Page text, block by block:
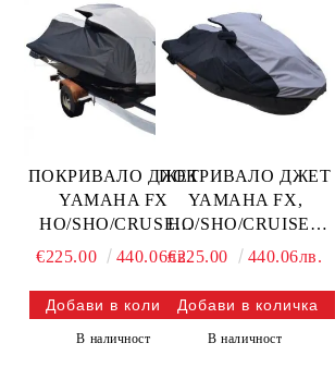
ПОКРИВАЛО ДЖЕТ
YAMAHA FX
HO/SHO/CRUSER
(2012-2022),
111WS422-V SBT
€225.00 440.06лв.
В наличност
ПОКРИВАЛО ДЖЕТ
YAMAHA FX,
HO/SHO/CRUISER
(2008-2011),
111WS418-V SBT
€225.00 440.06лв.
В наличност